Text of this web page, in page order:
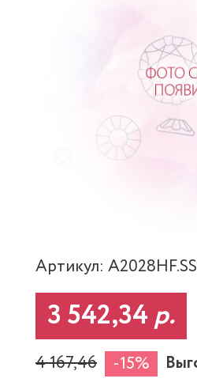
Артикул:
3 542,34р.
4 167,46 -15%